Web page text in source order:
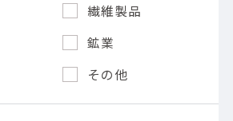
繊維製品
鉱業
その他